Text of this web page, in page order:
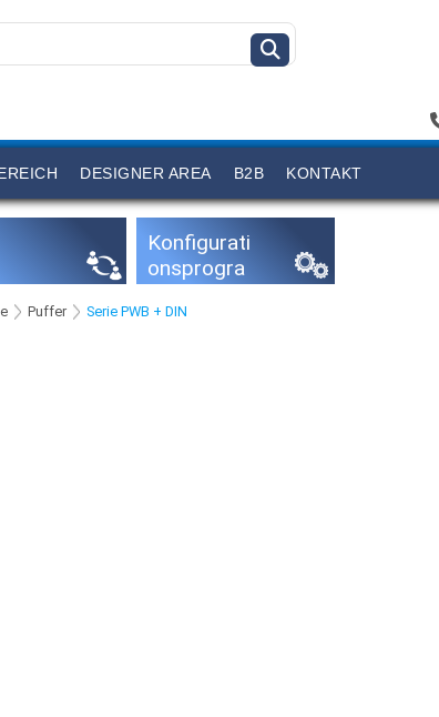
DESIGNER AREA B2B KONTAKT
Konfigurati
onsprogra
Puffer Serie PWB + DIN